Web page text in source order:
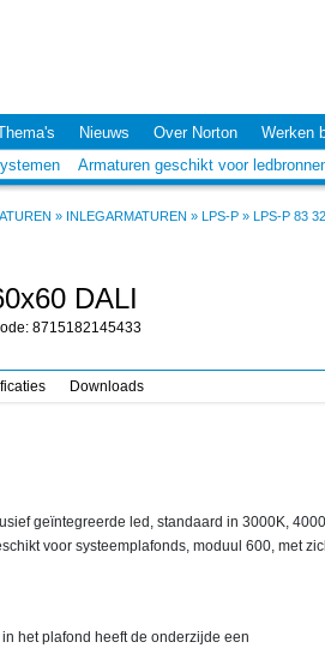
Nieuws Over Norton Werken
Armaturen geschikt voor
» INLEGARMATUREN » LPS-P » LPS-P 83
DALI
8715182145433
Downloads
geïntegreerde led, standaard in 3000K,
voor systeemplafonds, moduul 600, met
het plafond heeft de onderzijde een